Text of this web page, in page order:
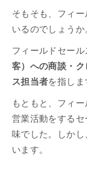
そもそも、フィ
いるのでしょうか
フィールドセール
客）への商談・
ス担当者を指しま
もともと、フィ
営業活動をする
味でした。しか
います。